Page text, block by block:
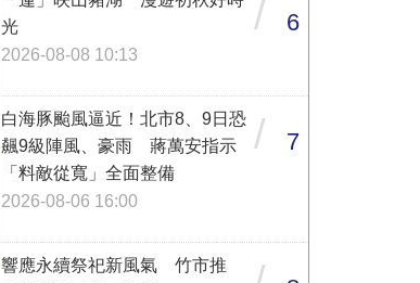
光
2026-08-08 10:13
/ 6
白海豚颱風逼近！北市8、9日恐
飆9級陣風、豪雨 蔣萬安指示
「料敵從寬」全面整備
2026-08-06 16:00
/ 7
響應永續祭祀新風氣 竹市推